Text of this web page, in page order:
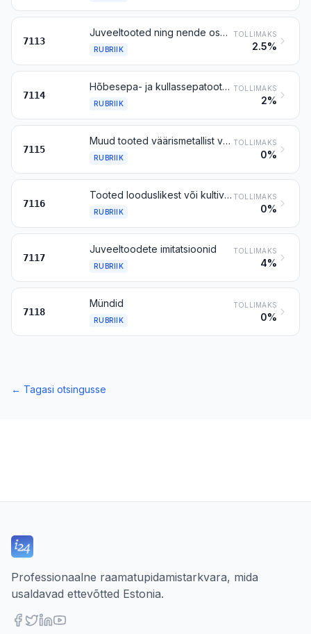
7113
Juveeltooted ning nende osad väärismetallist või väärismetalliga plakeeritud metallist
RUBRIIK
TOLLIMAKS
2.5%
7114
Hõbesepa- ja kullassepatooted ning nende osad väärismetallist või väärismetalliga plakeeritud metallist
RUBRIIK
TOLLIMAKS
2%
7115
Muud tooted väärismetallist või väärismetalliga plakeeritud metallist
RUBRIIK
TOLLIMAKS
0%
7116
Tooted looduslikest või kultiveeritud pärlitest, vääris- või poolvääriskividest (looduslikest, tehislikest või taastatud)
RUBRIIK
TOLLIMAKS
0%
7117
Juveeltoodete imitatsioonid
RUBRIIK
TOLLIMAKS
4%
7118
Mündid
RUBRIIK
TOLLIMAKS
0%
← Tagasi otsingusse
Professionaalne raamatupidamistarkvara, mida
usaldavad ettevõtted Estonia.